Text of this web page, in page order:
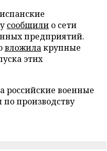
сообщили о сети
предприятий.
вложилакрупные
этих
российские военные
по производству